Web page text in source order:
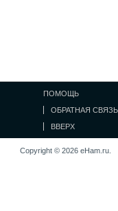
ПОМОЩЬ
ОБРАТНАЯ СВЯЗЬ
ВВЕРХ
Copyright © 2026 eHam.ru.